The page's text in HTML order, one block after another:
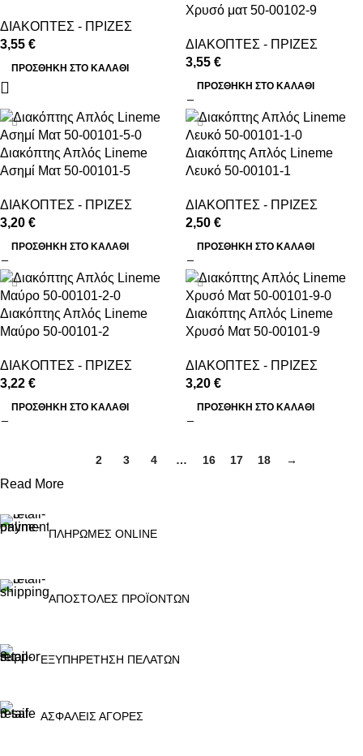
ΔΙΑΚΟΠΤΕΣ - ΠΡΙΖΕΣ
3,55 €
ΠΡΟΣΘΉΚΗ ΣΤΟ ΚΑΛΆΘΙ
Χρυσό ματ 50-00102-9
ΔΙΑΚΟΠΤΕΣ - ΠΡΙΖΕΣ
3,55 €
ΠΡΟΣΘΉΚΗ ΣΤΟ ΚΑΛΆΘΙ
Διακόπτης Απλός Lineme
Ασημί Ματ 50-00101-5
ΔΙΑΚΟΠΤΕΣ - ΠΡΙΖΕΣ
3,20 €
ΠΡΟΣΘΉΚΗ ΣΤΟ ΚΑΛΆΘΙ
Διακόπτης Απλός Lineme
Λευκό 50-00101-1
ΔΙΑΚΟΠΤΕΣ - ΠΡΙΖΕΣ
2,50 €
ΠΡΟΣΘΉΚΗ ΣΤΟ ΚΑΛΆΘΙ
Διακόπτης Απλός Lineme
Μαύρο 50-00101-2
ΔΙΑΚΟΠΤΕΣ - ΠΡΙΖΕΣ
3,22 €
ΠΡΟΣΘΉΚΗ ΣΤΟ ΚΑΛΆΘΙ
Διακόπτης Απλός Lineme
Χρυσό Ματ 50-00101-9
ΔΙΑΚΟΠΤΕΣ - ΠΡΙΖΕΣ
3,20 €
ΠΡΟΣΘΉΚΗ ΣΤΟ ΚΑΛΆΘΙ
2 3 4 … 16 17 18 →
Read More
ΠΛΗΡΩΜΕΣ ONLINE
ΑΠΟΣΤΟΛΕΣ ΠΡΟΪΟΝΤΩΝ
ΕΞΥΠΗΡΕΤΗΣΗ ΠΕΛΑΤΩΝ
ΑΣΦΑΛΕΙΣ ΑΓΟΡΕΣ